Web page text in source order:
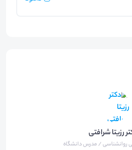
رزیتا شرافتی
/ مدرس دانشگاه